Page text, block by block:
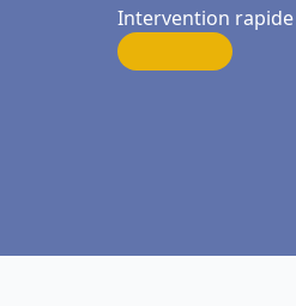
Intervention